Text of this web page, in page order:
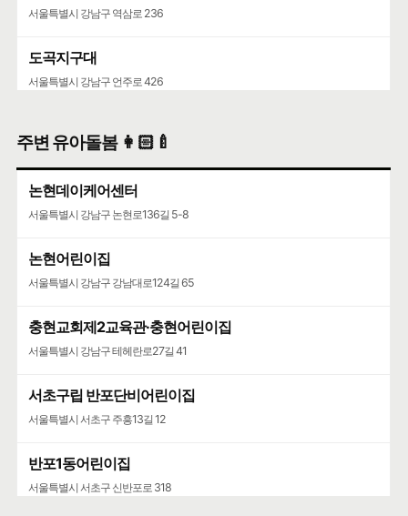
서울특별시 강남구 역삼로 236
도곡지구대
서울특별시 강남구 언주로 426
서울특별시 서초구 주흥15길 41
주변 유아돌봄 👩🏻‍🍼
논현데이케어센터
서울특별시 강남구 논현로136길 5-8
논현어린이집
서울특별시 강남구 강남대로124길 65
충현교회제2교육관·충현어린이집
서울특별시 강남구 테헤란로27길 41
서초구립 반포단비어린이집
서울특별시 서초구 주흥13길 12
반포1동어린이집
서울특별시 서초구 신반포로 318